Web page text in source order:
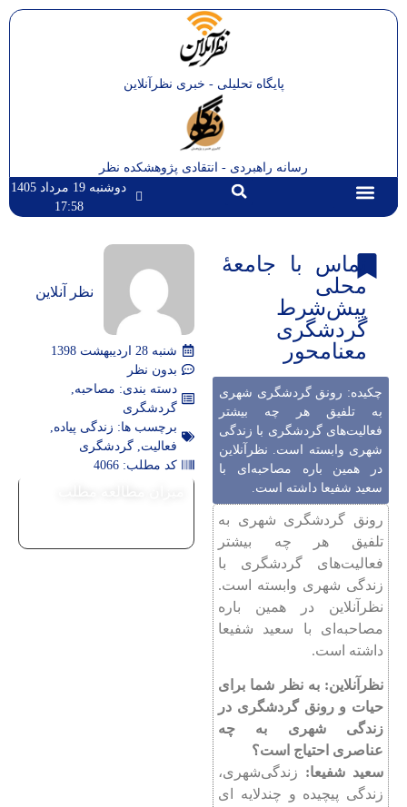
پایگاه تحلیلی - خبری نظرآنلاین
رسانه راهبردی - انتقادی پژوهشکده نظر
دوشنبه 19 مرداد 1405
17:58
تماس با جامعۀ
محلی
پیش‌شرط
گردشگری‌
معنامحور
چکیده: رونق گردشگری‌ شهری
به تلفیق هر چه بیشتر
فعالیت‌های گردشگری با زندگی
شهری وابسته است. نظرآنلاین
در همین باره مصاحبه‌ای با
سعید شفیعا داشته است.
رونق گردشگری‌ شهری به
تلفیق هر چه بیشتر
فعالیت‌های گردشگری با
زندگی شهری وابسته است.
نظرآنلاین در همین باره
مصاحبه‌ای با سعید شفیعا
داشته است.
نظرآنلاین: به نظر شما برای
حیات و رونق گردشگری در
زندگی شهری به چه
عناصری احتیاج است؟
سعید شفیعا: زندگی‌شهری،
زندگی پیچیده و چندلایه ای
نظر آنلاین
شنبه 28 اردیبهشت 1398
بدون نظر
دسته بندی: مصاحبه
گردشگری
برچسب ها: زندگی پیاده
فعالیت گردشگری
کد مطلب: 4066